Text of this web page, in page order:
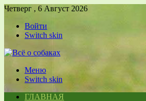
Четверг , 6 Август 2026
Войти
Switch skin
Меню
Switch skin
ГЛАВНАЯ